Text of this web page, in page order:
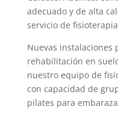
adecuado y de alta
servicio de
Nuevas instalaciones
rehabilitación en
nuestro equipo de
con capacidad de
pilates para